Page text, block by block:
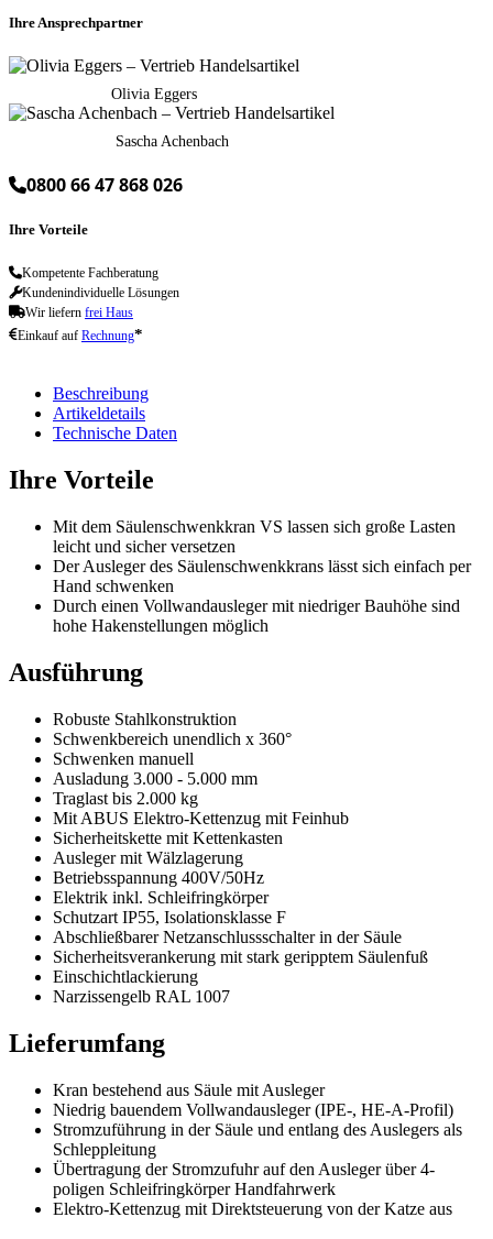
Ihre Ansprechpartner
Olivia Eggers
Sascha Achenbach
0800 66 47 868 026
Ihre Vorteile
Kompetente Fachberatung
Kundenindividuelle Lösungen
Wir liefern frei Haus
Einkauf auf Rechnung*
Beschreibung
Artikeldetails
Technische Daten
Ihre Vorteile
Mit dem Säulenschwenkkran VS lassen sich große Lasten
leicht und sicher versetzen
Der Ausleger des Säulenschwenkkrans lässt sich einfach per
Hand schwenken
Durch einen Vollwandausleger mit niedriger Bauhöhe sind
hohe Hakenstellungen möglich
Ausführung
Robuste Stahlkonstruktion
Schwenkbereich unendlich x 360°
Schwenken manuell
Ausladung 3.000 - 5.000 mm
Traglast bis 2.000 kg
Mit ABUS Elektro-Kettenzug mit Feinhub
Sicherheitskette mit Kettenkasten
Ausleger mit Wälzlagerung
Betriebsspannung 400V/50Hz
Elektrik inkl. Schleifringkörper
Schutzart IP55, Isolationsklasse F
Abschließbarer Netzanschlussschalter in der Säule
Sicherheitsverankerung mit stark geripptem Säulenfuß
Einschichtlackierung
Narzissengelb RAL 1007
Lieferumfang
Kran bestehend aus Säule mit Ausleger
Niedrig bauendem Vollwandausleger (IPE-, HE-A-Profil)
Stromzuführung in der Säule und entlang des Auslegers als
Schleppleitung
Übertragung der Stromzufuhr auf den Ausleger über 4-
poligen Schleifringkörper Handfahrwerk
Elektro-Kettenzug mit Direktsteuerung von der Katze aus